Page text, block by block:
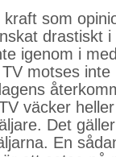
kraft som
drastiskt
igenom i
motses inte
väcker
Det
En